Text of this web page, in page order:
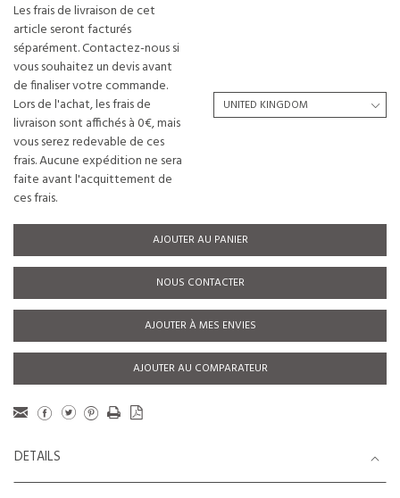
Les frais de livraison de cet
article seront facturés
séparément. Contactez-nous si
vous souhaitez un devis avant
de finaliser votre commande.
Lors de l'achat, les frais de
livraison sont affichés à 0€, mais
vous serez redevable de ces
frais. Aucune expédition ne sera
faite avant l'acquittement de
ces frais.
AJOUTER AU PANIER
NOUS CONTACTER
AJOUTER À MES ENVIES
AJOUTER AU COMPARATEUR
DETAILS